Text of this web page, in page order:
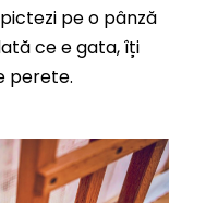
pe o pânză
ce e gata, îți
perete.